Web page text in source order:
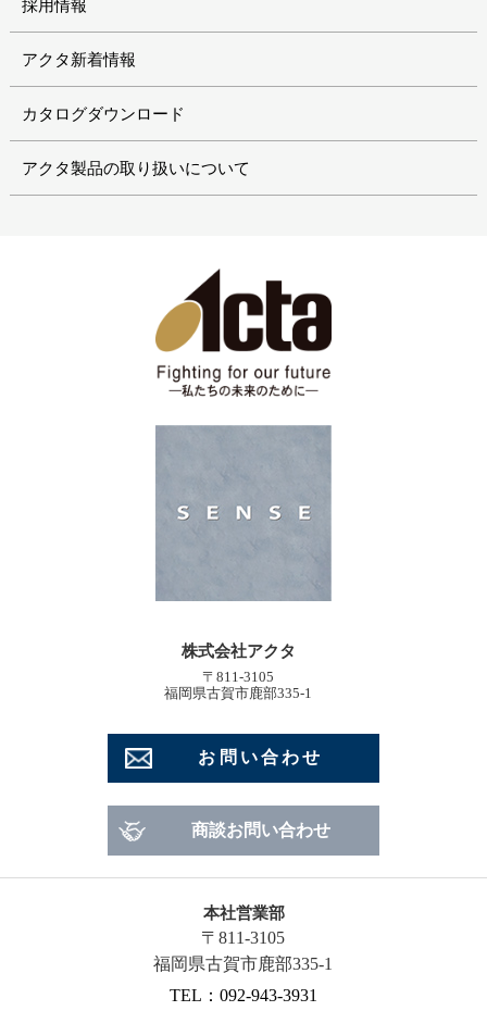
採用情報
アクタ新着情報
カタログダウンロード
アクタ製品の取り扱いについて
株式会社アクタ
〒811-3105
福岡県古賀市鹿部335-1
お問い合わせ
商談お問い合わせ
本社営業部
〒811-3105
福岡県古賀市鹿部335-1
TEL：092-943-3931